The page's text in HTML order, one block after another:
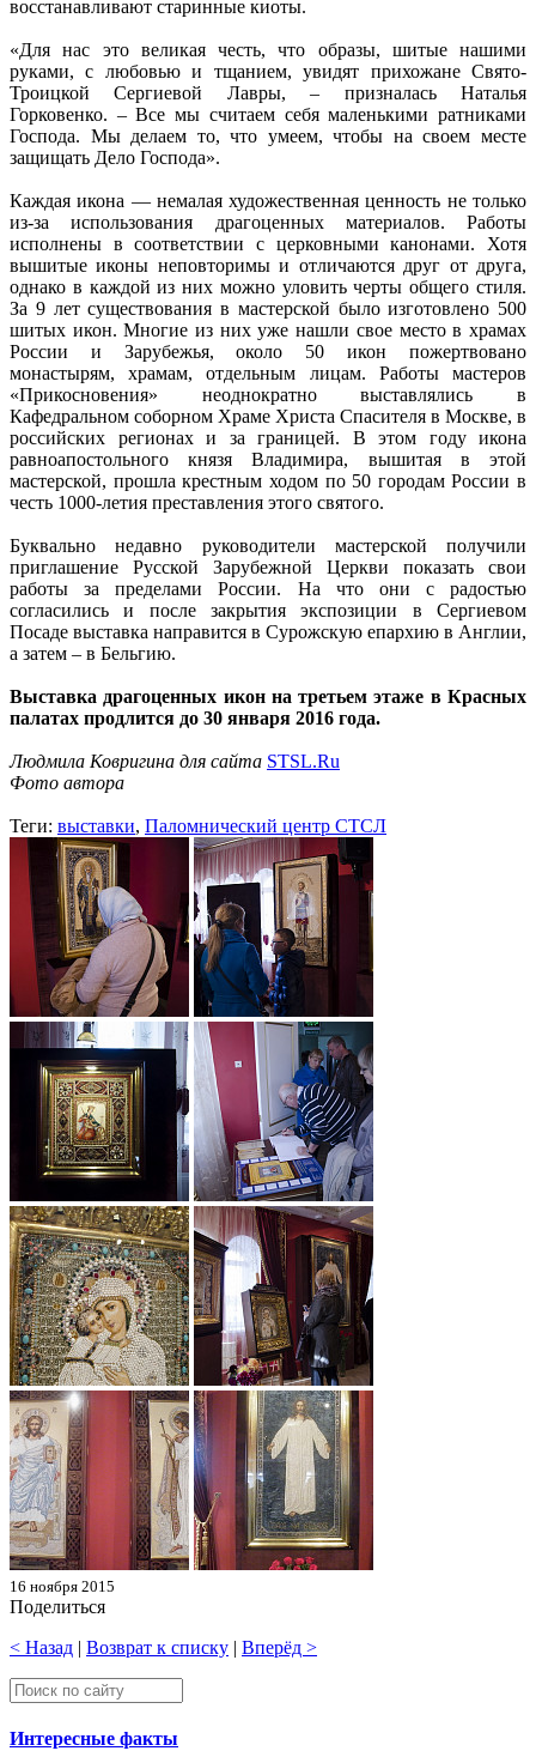
восстанавливают старинные киоты.
«Для нас это великая честь, что образы, шитые нашими
руками, с любовью и тщанием, увидят прихожане Свято-
Троицкой Сергиевой Лавры, – призналась Наталья
Горковенко. – Все мы считаем себя маленькими ратниками
Господа. Мы делаем то, что умеем, чтобы на своем месте
защищать Дело Господа».
Каждая икона — немалая художественная ценность не только
из-за использования драгоценных материалов. Работы
исполнены в соответствии с церковными канонами. Хотя
вышитые иконы неповторимы и отличаются друг от друга,
однако в каждой из них можно уловить черты общего стиля.
За 9 лет существования в мастерской было изготовлено 500
шитых икон. Многие из них уже нашли свое место в храмах
России и Зарубежья, около 50 икон пожертвовано
монастырям, храмам, отдельным лицам. Работы мастеров
«Прикосновения» неоднократно выставлялись в
Кафедральном соборном Храме Христа Спасителя в Москве, в
российских регионах и за границей. В этом году икона
равноапостольного князя Владимира, вышитая в этой
мастерской, прошла крестным ходом по 50 городам России в
честь 1000-летия преставления этого святого.
Буквально недавно руководители мастерской получили
приглашение Русской Зарубежной Церкви показать свои
работы за пределами России. На что они с радостью
согласились и после закрытия экспозиции в Сергиевом
Посаде выставка направится в Сурожскую епархию в Англии,
а затем – в Бельгию.
Выставка драгоценных икон на третьем этаже в Красных
палатах продлится до 30 января 2016 года.
Людмила Ковригина для сайта STSL.Ru
Фото автора
Теги: выставки, Паломнический центр СТСЛ
16 ноября 2015
Поделиться
< Назад | Возврат к списку | Вперёд >
Интересные факты